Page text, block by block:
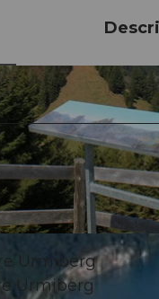
Urmiberg
Urmiberg